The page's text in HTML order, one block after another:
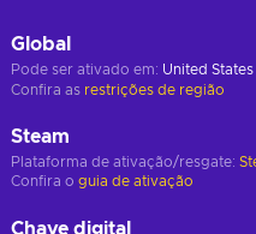
Global
Pode ser ativado em: United
Confira as restrições de região
Steam
Plataforma de ativação/resgate:
Confira o guia de ativação
Chave digital